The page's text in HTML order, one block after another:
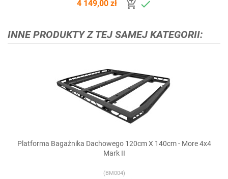
4 149,00 zł  
INNE PRODUKTY Z TEJ SAMEJ KATEGORII:
Platforma Bagażnika Dachowego 120cm X 140cm - More 4x4
Mark II
(BM004)